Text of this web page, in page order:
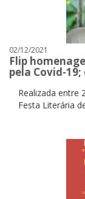
02/12/2021
Flip
pela Covid-
Realizada entre
Festa Literária